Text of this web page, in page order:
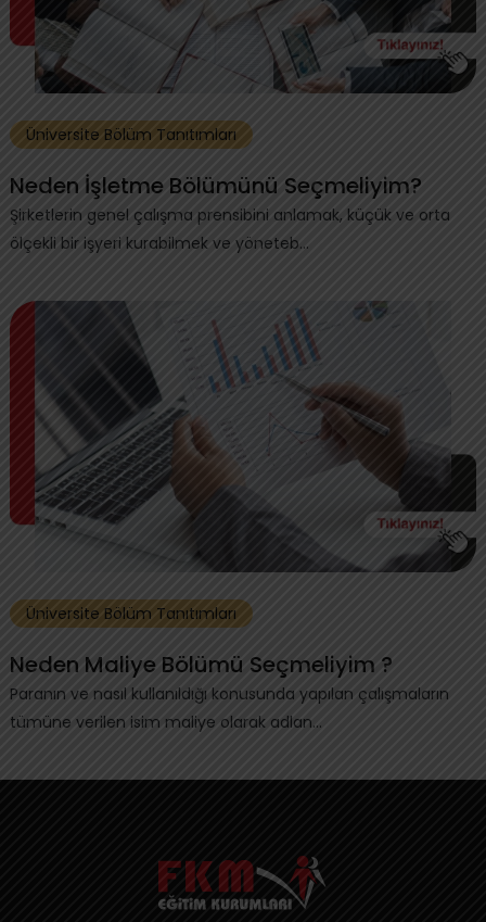
Üniversite Bölüm Tanıtımları
Neden İşletme Bölümünü Seçmeliyim?
Şirketlerin genel çalışma prensibini anlamak, küçük ve orta
ölçekli bir işyeri kurabilmek ve yöneteb...
Üniversite Bölüm Tanıtımları
Neden Maliye Bölümü Seçmeliyim ?
Paranın ve nasıl kullanıldığı konusunda yapılan çalışmaların
tümüne verilen isim maliye olarak adlan...